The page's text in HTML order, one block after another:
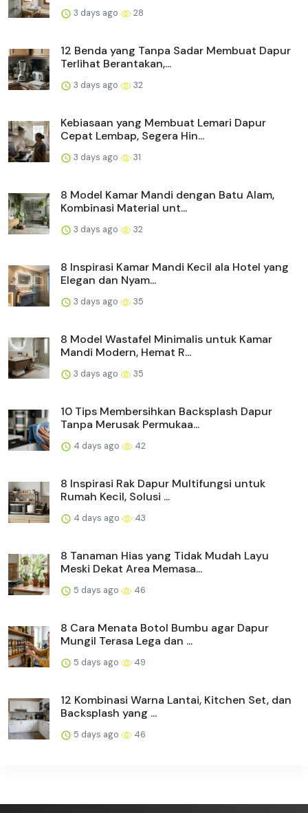
3 days ago 28
12 Benda yang Tanpa Sadar Membuat Dapur
Terlihat Berantakan,...
3 days ago 32
Kebiasaan yang Membuat Lemari Dapur
Cepat Lembap, Segera Hin...
3 days ago 31
8 Model Kamar Mandi dengan Batu Alam,
Kombinasi Material unt...
3 days ago 32
8 Inspirasi Kamar Mandi Kecil ala Hotel yang
Elegan dan Nyam...
3 days ago 35
8 Model Wastafel Minimalis untuk Kamar
Mandi Modern, Hemat R...
3 days ago 35
10 Tips Membersihkan Backsplash Dapur
Tanpa Merusak Permukaa...
4 days ago 42
8 Inspirasi Rak Dapur Multifungsi untuk
Rumah Kecil, Solusi ...
4 days ago 43
8 Tanaman Hias yang Tidak Mudah Layu
Meski Dekat Area Memasa...
5 days ago 46
8 Cara Menata Botol Bumbu agar Dapur
Mungil Terasa Lega dan ...
5 days ago 49
12 Kombinasi Warna Lantai, Kitchen Set, dan
Backsplash yang ...
5 days ago 46